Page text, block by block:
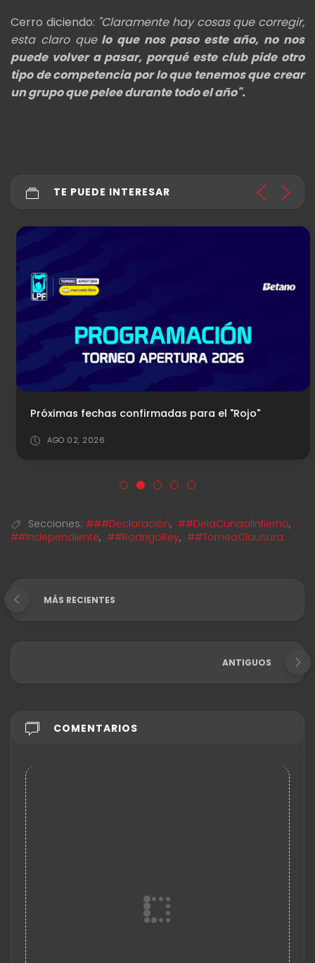
Cerro diciendo: "Claramente hay cosas que corregir,
esta claro quelo que nos paso este año, no nos
puede volver a pasar, porqué este club pide otro
tipo de competencia por lo que tenemos que crear
un grupo que pelee durante todo el año".
TE PUEDE INTERESAR
Próximas fechas confirmadas para el "Rojo"
AGO 02, 2026
Secciones: ###Declaración, ##DelaCunaalInfierno,
##Independiente, ##RodrigoRey, ##TorneoClausura
MÁS RECIENTES
ANTIGUOS
COMENTARIOS